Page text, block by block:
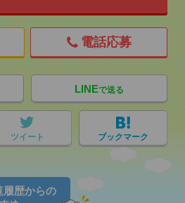
電話応募
LINEで送る
ツイート ブックマーク
履歴からの